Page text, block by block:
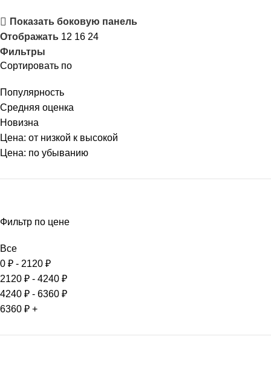
Показать боковую панель
Отображать 12 16 24
Фильтры
Сортировать по
Популярность
Средняя оценка
Новизна
Цена: от низкой к высокой
Цена: по убыванию
Фильтр по цене
Все
0 ₽ - 2120 ₽
2120 ₽ - 4240 ₽
4240 ₽ - 6360 ₽
6360 ₽ +